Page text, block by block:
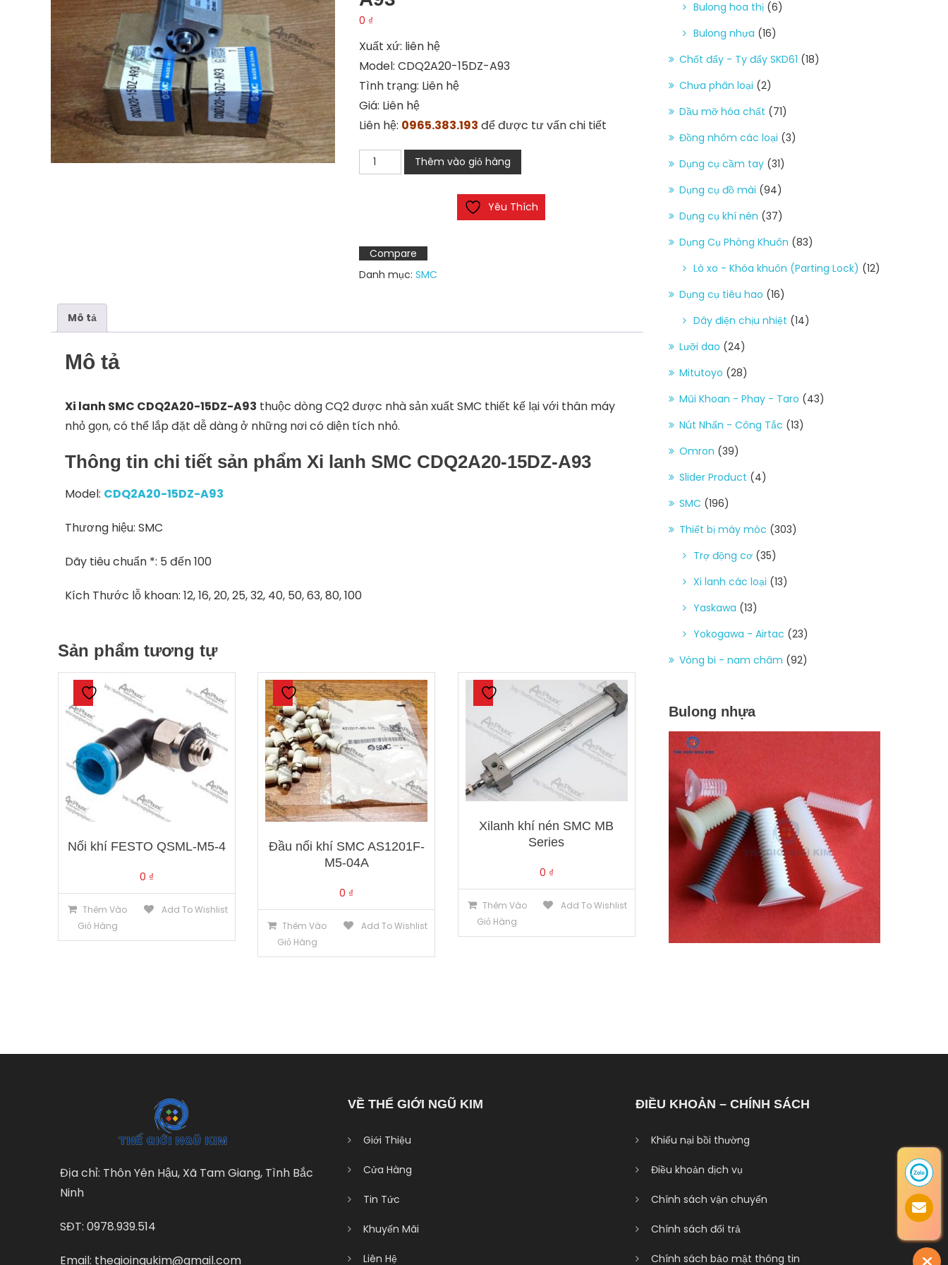
0 ₫
Xuất xứ: liên hệ
Model: CDQ2A20-15DZ-A93
Tình trạng: Liên hệ
Giá: Liên hệ
Liên hệ: 0965.383.193 để được tư vấn chi tiết
Lanh
A93
số
lượng
Thêm vào giỏ hàng
Yêu Thích
Compare
Danh mục: SMC
Mô tả
Mô tả
Xi lanh SMC CDQ2A20-15DZ-A93 thuộc dòng CQ2 được nhà sản xuất SMC thiết kế lại với thân máy
nhỏ gọn, có thể lắp đặt dễ dàng ở những nơi có diện tích nhỏ.
Thông tin chi tiết sản phẩm Xi lanh SMC CDQ2A20-15DZ-A93
Model: CDQ2A20-15DZ-A93
Thương hiệu: SMC
Dãy tiêu chuẩn *: 5 đến 100
Kích Thước lỗ khoan: 12, 16, 20, 25, 32, 40, 50, 63, 80, 100
Sản phẩm tương tự
Nối khí FESTO QSML-M5-4
0 ₫
Thêm Vào
Giỏ Hàng
Add To Wishlist
Đầu nối khí SMC AS1201F-
M5-04A
0 ₫
Thêm Vào
Giỏ Hàng
Add To Wishlist
Xilanh khí nén SMC MB
Series
0 ₫
Thêm Vào
Giỏ Hàng
Add To Wishlist
Bulong hoa thị (6)
Bulong nhựa (16)
Chốt đẩy - Ty đẩy SKD61 (18)
Chưa phân loại (2)
Dầu mỡ hóa chất (71)
Đồng nhôm các loại (3)
Dụng cụ cầm tay (31)
Dụng cụ đồ mài (94)
Dụng cụ khí nén (37)
Dụng Cụ Phòng Khuôn (83)
Lò xo - Khóa khuôn (Parting Lock) (12)
Dụng cụ tiêu hao (16)
Dây điện chịu nhiệt (14)
Lưỡi dao (24)
Mitutoyo (28)
Mũi Khoan - Phay - Taro (43)
Nút Nhấn - Công Tắc (13)
Omron (39)
Slider Product (4)
SMC (196)
Thiết bị máy móc (303)
Trợ động cơ (35)
Xi lanh các loại (13)
Yaskawa (13)
Yokogawa - Airtac (23)
Vòng bi - nam châm (92)
Bulong nhựa
Địa chỉ: Thôn Yên Hậu, Xã Tam Giang, Tình Bắc
Ninh
SĐT: 0978.939.514
Email: thegioingukim@gmail.com
VỀ THẾ GIỚI NGŨ KIM
Giới Thiệu
Cửa Hàng
Tin Tức
Khuyến Mãi
Liên Hệ
ĐIỀU KHOẢN – CHÍNH SÁCH
Khiếu nại bồi thường
Điều khoản dịch vụ
Chính sách vận chuyển
Chính sách đổi trả
Chính sách bảo mật thông tin